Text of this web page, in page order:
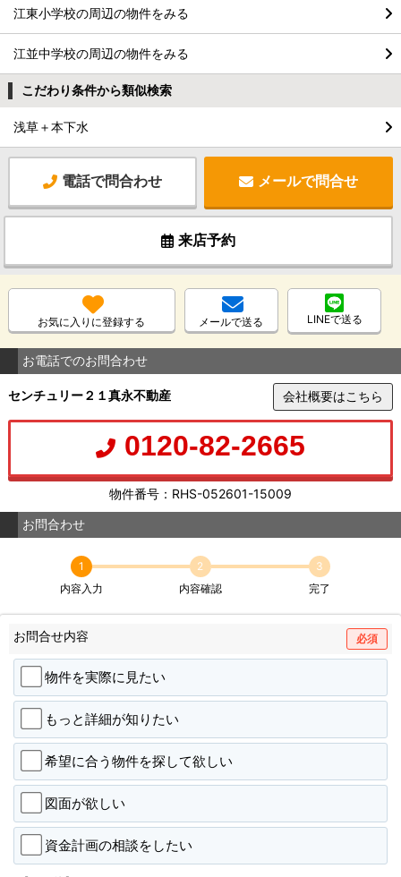
江東小学校の周辺の物件をみる
江並中学校の周辺の物件をみる
こだわり条件から類似検索
浅草＋本下水
電話で問合わせ メールで問合せ
来店予約
お気に入りに登録する メールで送る LINEで送る
お電話でのお問合わせ
センチュリー２１真永不動産 会社概要はこちら
0120-82-2665
物件番号：RHS-052601-15009
お問合わせ
1
内容入力
2
内容確認
3
完了
お問合せ内容 必須
物件を実際に見たい
もっと詳細が知りたい
希望に合う物件を探して欲しい
図面が欲しい
資金計画の相談をしたい